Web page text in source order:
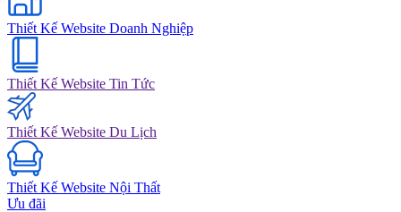
Thiết Kế Website Doanh Nghiệp
Thiết Kế Website Tin Tức
Thiết Kế Website Du Lịch
Thiết Kế Website Nội Thất
Ưu đãi